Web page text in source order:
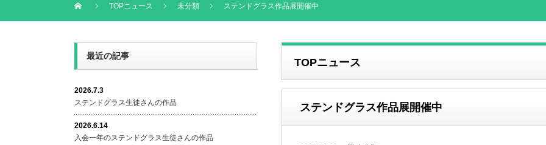
プ
GLass
TOPニュース 未分類 ステンドグラス作品展開催中
TOPニュース
ステンドグラス作品展開催中
最近の記事
2026.7.3
ステンドグラス生徒さんの作品
2026.6.14
入会一年のステンドグラス生徒さんの作品